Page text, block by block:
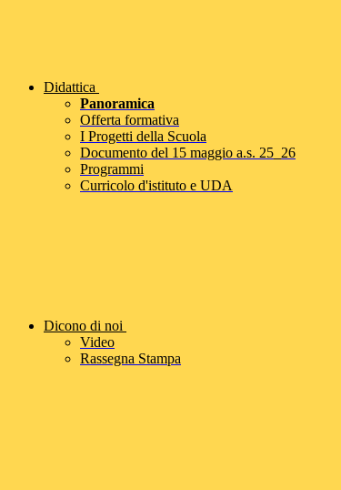
Didattica
Panoramica
Offerta formativa
I Progetti della Scuola
Documento del 15 maggio a.s. 25_26
Programmi
Curricolo d'istituto e UDA
Dicono di noi
Video
Rassegna Stampa